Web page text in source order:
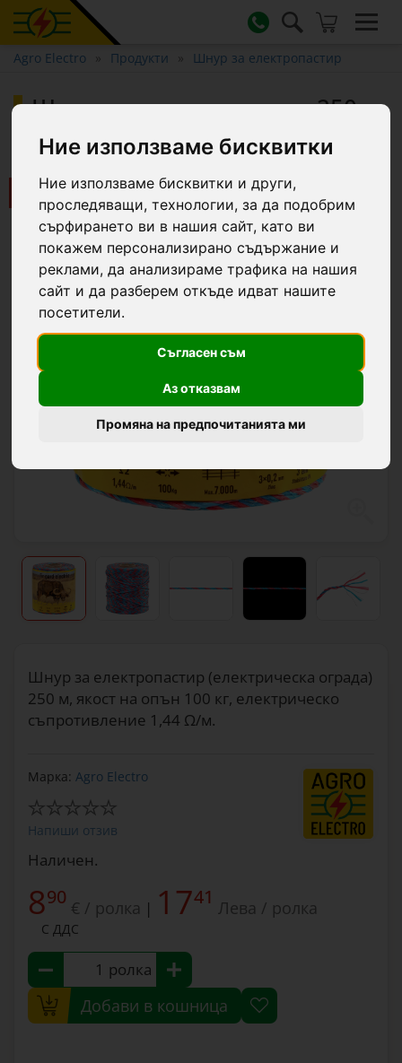
Ние използваме бисквитки
Ние използваме бисквитки и други,
проследяващи, технологии, за да подобрим
сърфирането ви в нашия сайт, като ви
покажем персонализирано съдържание и
реклами, да анализираме трафика на нашия
сайт и да разберем откъде идват нашите
посетители.
Съгласен съм
Аз отказвам
Промяна на предпочитанията ми
Agro Electro Продукти Шнур за електропастир
Шнур за елекропастир - 250 м
- 100 кг - 1,44 Ω/м
Ново
Шнур за електропастир (електрическа ограда)
250 м, якост на опън 100 кг, електрическо
съпротивление 1,44 Ω/м.
Марка: Agro Electro
Напиши отзив
Наличен.
890 € / ролка | 1741 Лева / ролка
С ДДС
ролка
Добави в кошница